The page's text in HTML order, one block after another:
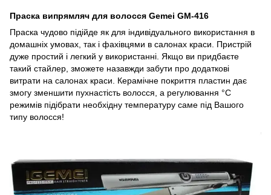
Праска випрямляч для волосся Gemei GM-416
Праска чудово підійде як для індивідуального використання в
домашніх умовах, так і фахівцями в салонах краси. Пристрій
дуже простий і легкий у використанні. Якщо ви придбаєте
такий стайлер, зможете назавжди забути про додаткові
витрати на салонах краси. Керамічне покриття пластин дає
змогу зменшити пухнастість волосся, а регулювання °C
режимів підібрати необхідну температуру саме під Вашого
типу волосся!